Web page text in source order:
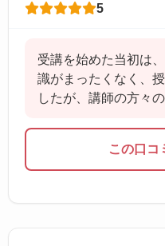
5
受講を始めた当初は
識がまったくなく、
したが、講師の方々
この口コ